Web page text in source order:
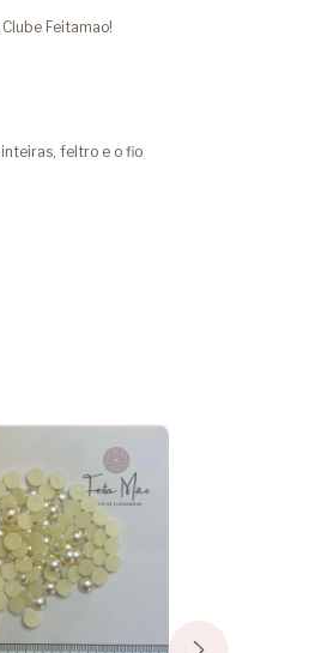
Feitamao!
feltro e o fio